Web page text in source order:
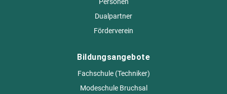
Dualpartner
Förderverein
Bildungsangebote
Fachschule (Techniker)
Modeschule Bruchsal